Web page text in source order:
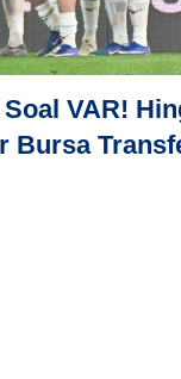
VAR!
Bursa